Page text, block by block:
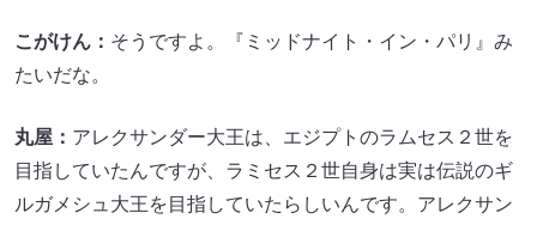
こがけん： そうですよ。『ミッドナイト・イン・パリ』み
たいだな。
丸屋： アレクサンダー大王は、エジプトのラムセス２世を
目指していたんですが、ラミセス２世自身は実は伝説のギ
ルガメシュ大王を目指していたらしいんです。アレクサン